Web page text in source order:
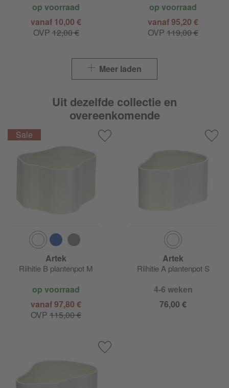
op voorraad
vanaf 10,00 €
OVP12,00 €
op voorraad
vanaf 95,20 €
OVP 119,00 €
Meer laden
Uit dezelfde collectie en
overeenkomende
Artek
Riihitie B plantenpot M
op voorraad
vanaf 97,80 €
OVP 115,00 €
Artek
Riihitie A plantenpot S
4-6 weken
76,00 €